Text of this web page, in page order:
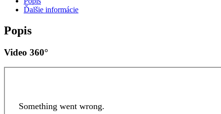
Ďalšie informácie
Popis
Video 360°